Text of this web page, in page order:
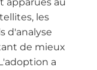
les
d'analyse
de mieux
a